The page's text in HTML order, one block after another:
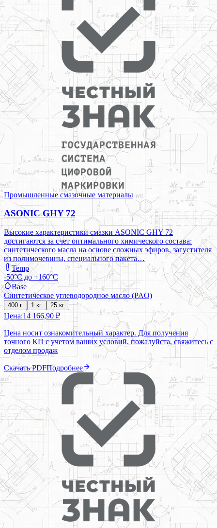
Промышленные смазочные материалы
ASONIC GHY 72
Высокие характеристики смазки ASONIC GHY 72
достигаются за счет оптимального химического состава:
синтетического масла на основе сложных эфиров, загустителя
из полимочевины, специального пакета…
Temp
-50°C до +160°C
Base
Синтетическое углеводородное масло (PAO)
400 г. 1 кг. 25 кг.
Цена:14 166,90 ₽
Цена носит ознакомительный характер. Для получения
точного КП с учетом ваших условий, пожалуйста, свяжитесь с
отделом продаж
Скачать PDFПодробнее